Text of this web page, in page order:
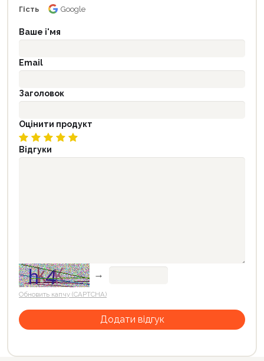
Гість Google
Ваше і'мя
Email
Заголовок
Оцінити продукт
Відгуки
→
Обновить капчу (CAPTCHA)